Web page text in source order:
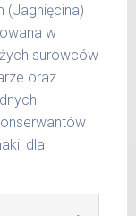
od rasy,
(Jagnięcina)
w
surowców
oraz
dla